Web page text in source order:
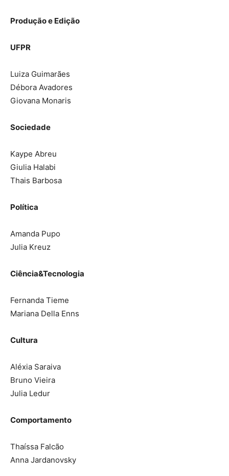
Produção e Edição
UFPR
Luiza Guimarães
Débora Avadores
Giovana Monaris
Sociedade
Kaype Abreu
Giulia Halabi
Thais Barbosa
Política
Amanda Pupo
Julia Kreuz
Ciência&Tecnologia
Fernanda Tieme
Mariana Della Enns
Cultura
Aléxia Saraiva
Bruno Vieira
Julia Ledur
Comportamento
Thaíssa Falcão
Anna Jardanovsky